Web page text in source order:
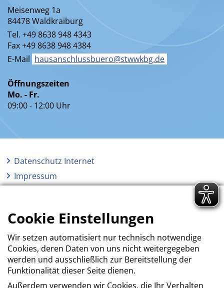
Meisenweg 1a
84478 Waldkraiburg
Tel. +49 8638 948 4343
Fax +49 8638 948 4384
E-Mail hausanschlussbuero@stwwkbg.de
Öffnungszeiten
Mo. - Fr.
09:00 - 12:00 Uhr
Datenschutz Internet
Impressum
Cookie Einstellungen
Wir setzen automatisiert nur technisch notwendige
Cookies, deren Daten von uns nicht weitergegeben
werden und ausschließlich zur Bereitstellung der
Funktionalität dieser Seite dienen.
Außerdem verwenden wir Cookies, die Ihr Verhalten